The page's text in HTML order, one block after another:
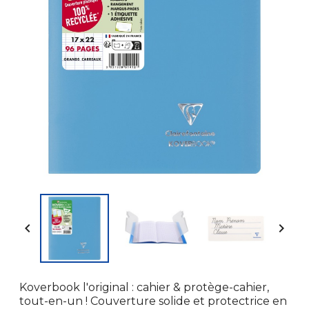
 
Koverbook l'original : cahier & protège-cahier,
tout-en-un ! Couverture solide et protectrice en